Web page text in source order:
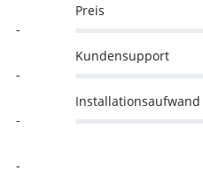
-
Preis
-
Kundensupport
-
Installationsaufwand
-